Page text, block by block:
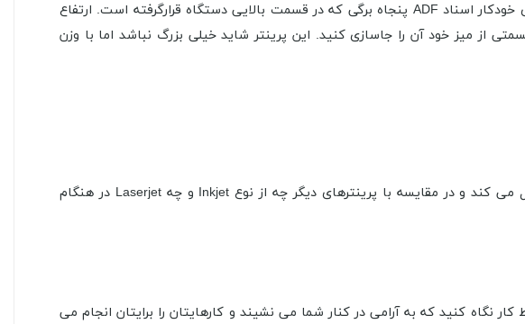
سانتی متر LaserJet Pro MFP M277n می توان گفت اندازه های کوچکی دارد. همچنین علی رغم سیستم تغذیه ی خودکار اسناد ADF پنجاه برگی که در قسمت بالایی دستگاه قرارگرفته است. ارتفاع
در قسمتی از میز خود آن را جاسازی کنید. این پرینتر شاید خیلی بزرگ نباشد اما با وزن
بااین حال LaserJet Pro MFP M277n جای بسیار کمی اشغال می کند و در مقایسه با پرینترهای دیگر چه از نوع Inkjet و چه Laserjet در هنگام
کنید که به آرامی در کنار شما می نشیند و کارهایتان را برایتان انجام می